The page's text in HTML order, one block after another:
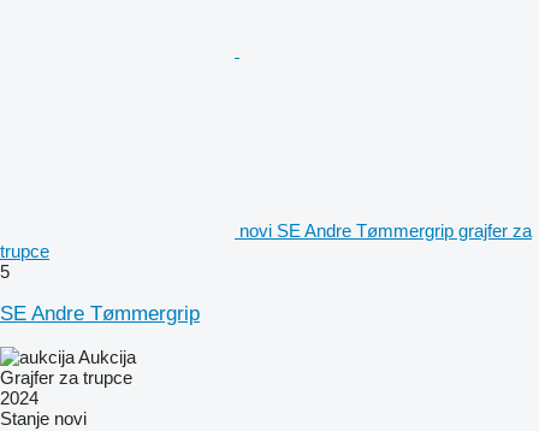
novi SE Andre Tømmergrip grajfer za
trupce
5
SE Andre Tømmergrip
Aukcija
Grajfer za trupce
2024
Stanje novi